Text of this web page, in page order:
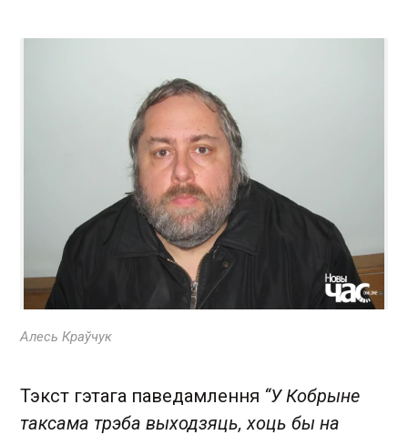
Алесь Краўчук
Тэкст гэтага паведамлення “У Кобрыне
таксама трэба выходзяць, хоць бы на